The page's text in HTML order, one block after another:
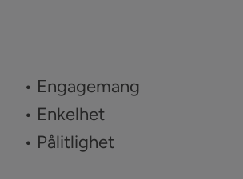
• Engagemang
• Enkelhet
• Pålitlighet